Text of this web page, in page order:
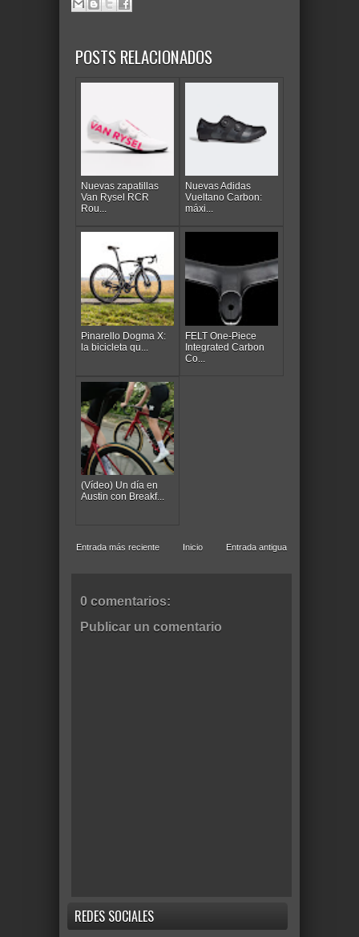
POSTS RELACIONADOS
Nuevas zapatillas
Van Rysel RCR
Rou...
Nuevas Adidas
Vueltano Carbon:
máxi...
Pinarello Dogma X:
la bicicleta qu...
FELT One-Piece
Integrated Carbon
Co...
(Vídeo) Un día en
Austin con Breakf...
Entrada más reciente Entrada antigua
Inicio
0 comentarios:
Publicar un comentario
REDES SOCIALES